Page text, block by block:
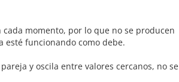
momento, por lo que no se producen
funcionando como debe.
y oscila entre valores cercanos, no se